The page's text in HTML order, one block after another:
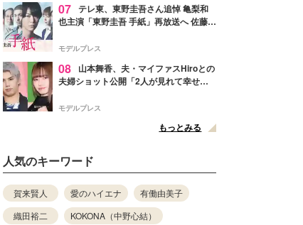
07 テレ東、東野圭吾さん追悼 亀梨和
也主演「東野圭吾 手紙」再放送へ 佐藤隆
モデルプレス
08
山本舞香、夫・マイファスHiroとの
夫婦ショット公開「2人が見れて幸せ」
モデルプレス
もっとみる
人気のキーワード
賀来賢人 愛のハイエナ
有働由美子
織田裕二
KOKONA（中野心結）